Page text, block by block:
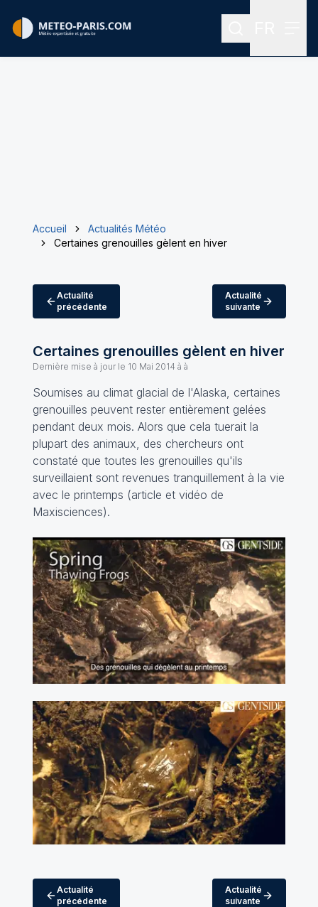
Rechercher
Accueil
Actualités Météo
Certaines grenouilles gèlent en hiver
Actualité
précédente
Actualité
suivante
Certaines grenouilles gèlent en hiver
Dernière mise à jour le 10 Mai 2014 à à
Soumises au climat glacial de l'Alaska, certaines
grenouilles peuvent rester entièrement gelées
pendant deux mois. Alors que cela tuerait la
plupart des animaux, des chercheurs ont
constaté que toutes les grenouilles qu'ils
surveillaient sont revenues tranquillement à la vie
avec le printemps (article et vidéo de
Maxisciences).
Actualité
précédente
Actualité
suivante